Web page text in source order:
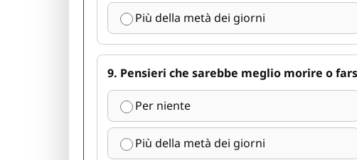
Più della metà dei giorni
9. Pensieri che sarebbe meglio morire o
Per niente
Più della metà dei giorni